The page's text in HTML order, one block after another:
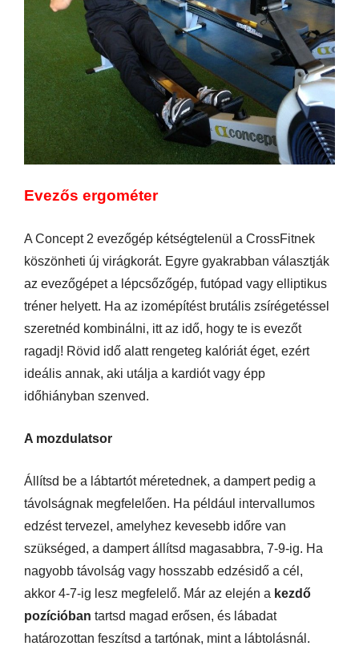
Evezős ergométer
A Concept 2 evezőgép kétségtelenül a CrossFitnek
köszönheti új virágkorát. Egyre gyakrabban választják
az evezőgépet a lépcsőzőgép, futópad vagy elliptikus
tréner helyett. Ha az izomépítést brutális zsírégetéssel
szeretnéd kombinálni, itt az idő, hogy te is evezőt
ragadj! Rövid idő alatt rengeteg kalóriát éget, ezért
ideális annak, aki utálja a kardiót vagy épp
időhiányban szenved.
A mozdulatsor
Állítsd be a lábtartót méretednek, a dampert pedig a
távolságnak megfelelően. Ha például intervallumos
edzést tervezel, amelyhez kevesebb időre van
szükséged, a dampert állítsd magasabbra, 7-9-ig. Ha
nagyobb távolság vagy hosszabb edzésidő a cél,
akkor 4-7-ig lesz megfelelő. Már az elején a kezdő
pozícióban tartsd magad erősen, és lábadat
határozottan feszítsd a tartónak, mint a lábtolásnál.